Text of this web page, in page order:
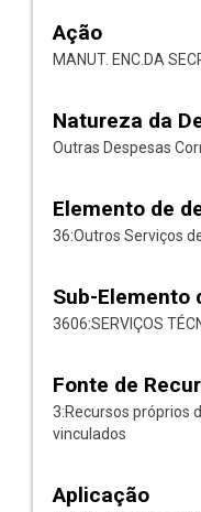
Ação
MANUT. ENC.DA
Natureza da
Outras Despesas
Elemento de
36:Outros Serviços
Sub-Elemento
3606:SERVIÇOS
Fonte de
3:Recursos próprios
vinculados
Aplicação